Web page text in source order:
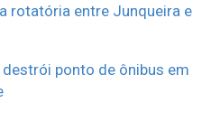
rotatória entre Junqueira e
destrói ponto de ônibus em